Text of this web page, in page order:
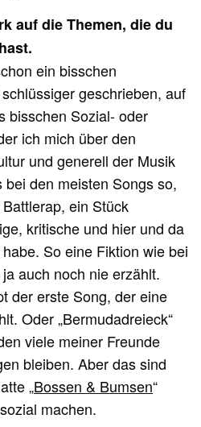
auf die Themen, die du
ein bisschen
geschrieben, auf
bisschen Sozial- oder
ich mich über den
und generell der Musik
den meisten Songs so,
ein Stück
kritische und hier und da
So eine Fiktion wie bei
auch noch nie erzählt.
der erste Song, der eine
Oder „Bermudadreieck“
viele meiner Freunde
bleiben. Aber das sind
„Bossen & Bumsen“
machen.